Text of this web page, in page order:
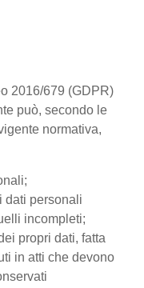
2016/679 (GDPR)
può, secondo le
normativa,
dati personali
incompleti;
propri dati, fatta
in atti che devono